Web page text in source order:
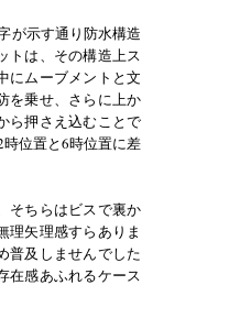
が示す通り防水構造
トは、その構造上ス
にムーブメントと文
を乗せ、さらに上か
ら押さえ込むことで
位置と6時位置に差
そちらはビスで裏か
理矢理感すらありま
普及しませんでした
在感あふれるケース